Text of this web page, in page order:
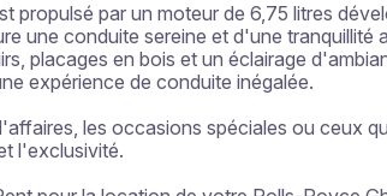
propulsé par un moteur de 6,75 litres
une conduite sereine et d'une
placages en bois et un éclairage
expérience de conduite inégalée.
les occasions spéciales ou ceux
l'exclusivité.